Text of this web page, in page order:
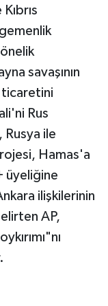
savaşının
ticaretini
Rus
ile
Hamas'a
üyeliğine
ilişkilerinin
AP,